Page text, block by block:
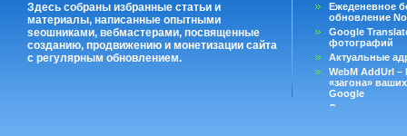
Здесь собраны избранные статьи и
материалы, написанные опытными
seoшниками, вебмастерами, посвященные
созданию, продвижению и монетизации сайта
с регулярным обновлением.
Ежеденевное
обновление
Google
фотографий
Актуальные
WebM AddUrl
«загона»
Google
Существует